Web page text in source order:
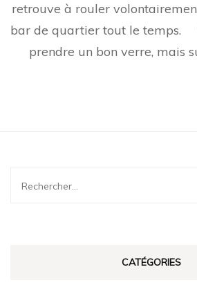
retrouve à rouler
bar de quartier tout le temps.
prendre un bon verre, mais
Rechercher :
CATÉGORIES